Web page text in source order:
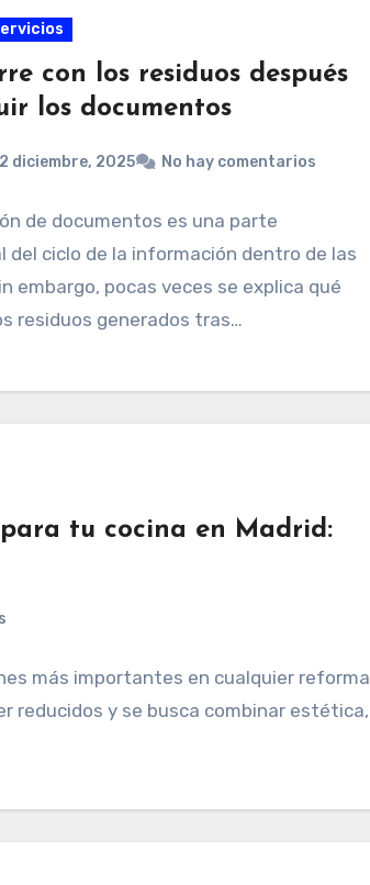
con los residuos después
los documentos
2 diciembre, 2025 No hay comentarios
de documentos es una parte
del ciclo de la información dentro de las
embargo, pocas veces se explica qué
residuos generados tras…
tu cocina en Madrid:
más importantes en cualquier reforma
reducidos y se busca combinar estética,